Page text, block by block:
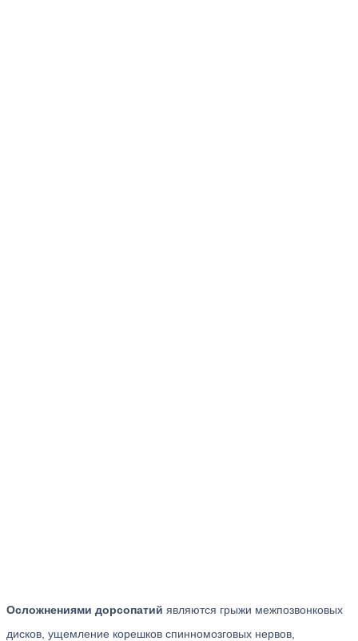
Осложнениями дорсопатий являются грыжи межпозвонковых
дисков, ущемление корешков спинномозговых нервов,